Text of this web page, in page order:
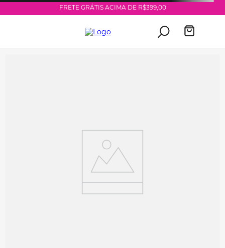
FRETE GRÁTIS ACIMA DE R$399,00